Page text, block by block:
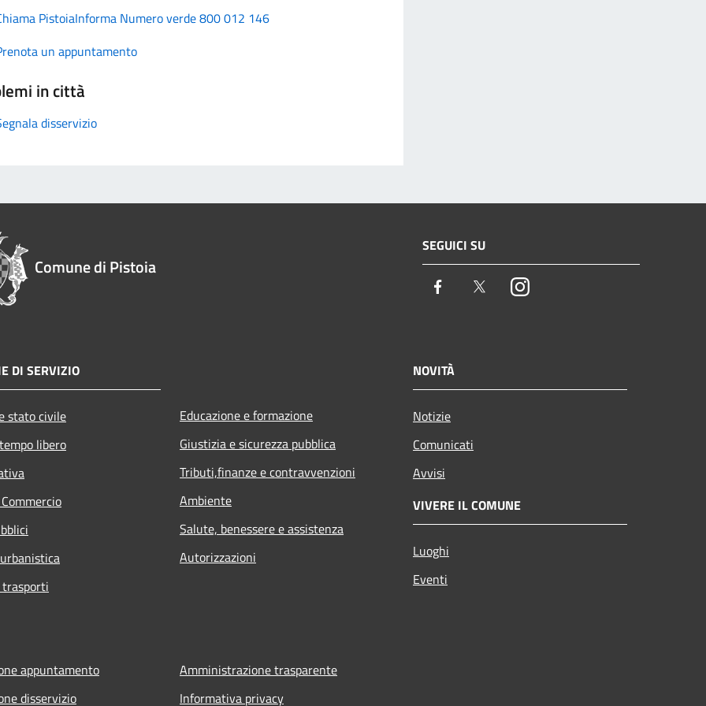
PistoiaInforma Numero verde 800 012 146
un appuntamento
in città
disservizio
Comune di Pistoia
SEGUICI SU
Facebook TwitterInstagram
DI SERVIZIO
stato civile
libero
Educazione e formazione
Giustizia e sicurezza pubblica
Tributi,finanze e contravvenzioni
Ambiente
Salute, benessere e assistenza
Autorizzazioni
NOVITÀ
Notizie
Comunicati
Avvisi
VIVERE IL COMUNE
Luoghi
Eventi
appuntamento
disservizio
Amministrazione trasparente
Informativa privacy